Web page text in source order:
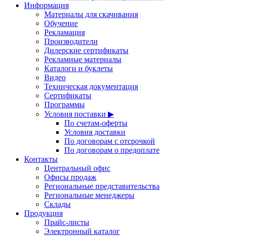
Информация
Материалы для скачивания
Обучение
Рекламация
Производители
Дилерские сертификаты
Рекламные материалы
Каталоги и буклеты
Видео
Техническая документация
Сертификаты
Программы
Условия поставки ▶
По счетам-оферты
Условия доставки
По договорам с отсрочкой
По договорам о предоплате
Контакты
Центральный офис
Офисы продаж
Региональные представительства
Региональные менеджеры
Склады
Продукция
Прайс-листы
Электронный каталог